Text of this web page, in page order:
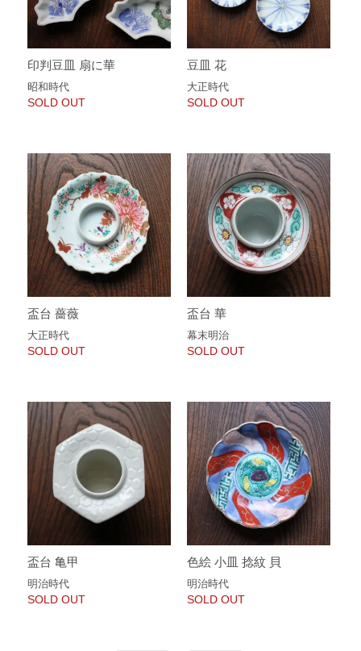
印判豆皿 扇に華
昭和時代
SOLD OUT
豆皿 花
大正時代
SOLD OUT
盃台 薔薇
大正時代
SOLD OUT
盃台 華
幕末明治
SOLD OUT
盃台 亀甲
明治時代
SOLD OUT
色絵 小皿 捻紋 貝
明治時代
SOLD OUT